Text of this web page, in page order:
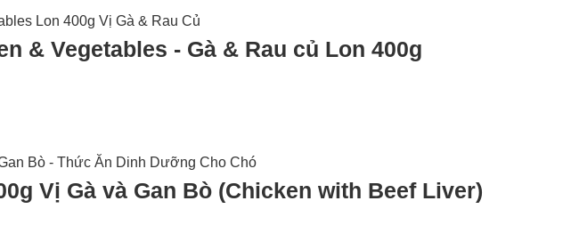
& Vegetables - Gà & Rau củ Lon 400g
Vị Gà và Gan Bò (Chicken with Beef Liver)